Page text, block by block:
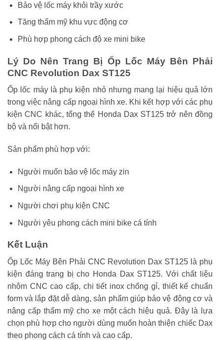
Bảo vệ lốc máy khỏi trầy xước
Tăng thẩm mỹ khu vực động cơ
Phù hợp phong cách độ xe mini bike
Lý Do Nên Trang Bị Ốp Lốc Máy Bên Phải
CNC Revolution Dax ST125
Ốp lốc máy là phụ kiện nhỏ nhưng mang lại hiệu quả lớn
trong việc nâng cấp ngoại hình xe. Khi kết hợp với các phụ
kiện CNC khác, tổng thể Honda Dax ST125 trở nên đồng
bộ và nổi bật hơn.
Sản phẩm phù hợp với:
Người muốn bảo vệ lốc máy zin
Người nâng cấp ngoại hình xe
Người chơi phụ kiện CNC
Người yêu phong cách mini bike cá tính
Kết Luận
Ốp Lốc Máy Bên Phải CNC Revolution Dax ST125 là phụ
kiện đáng trang bị cho Honda Dax ST125. Với chất liệu
nhôm CNC cao cấp, chi tiết inox chống gỉ, thiết kế chuẩn
form và lắp đặt dễ dàng, sản phẩm giúp bảo vệ động cơ và
nâng cấp thẩm mỹ cho xe một cách hiệu quả. Đây là lựa
chọn phù hợp cho người dùng muốn hoàn thiện chiếc Dax
theo phong cách cá tính và cao cấp.